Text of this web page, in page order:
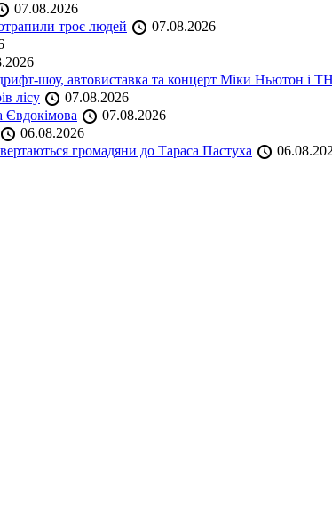
07.08.2026
троє людей
07.08.2026
шоу, автовиставка та концерт Міки Ньютон і
лісу
07.08.2026
Євдокімова
07.08.2026
06.08.2026
громадяни до Тараса Пастуха